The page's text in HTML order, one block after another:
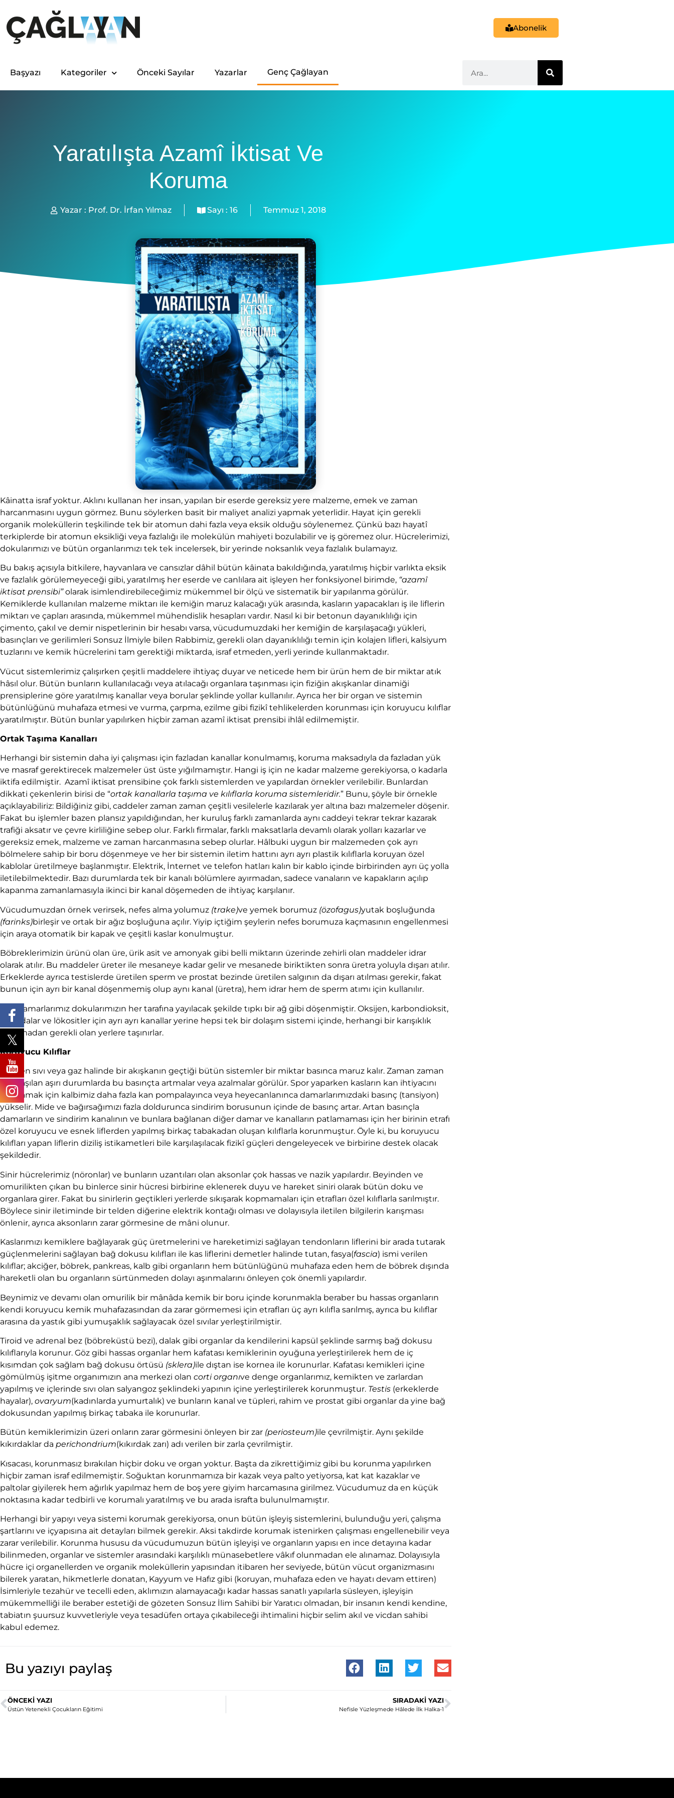
Abonelik
Başyazı Kategoriler Önceki Sayılar Yazarlar Genç Çağlayan
Yaratılışta Azamî İktisat Ve
Koruma
Yazar : Prof. Dr. İrfan Yılmaz Sayı : 16 Temmuz 1, 2018
Kâinatta israf yoktur. Aklını kullanan her insan, yapılan bir eserde gereksiz yere malzeme, emek ve zaman
harcanmasını uygun görmez. Bunu söylerken basit bir maliyet analizi yapmak yeterlidir. Hayat için gerekli
organik moleküllerin teşkilinde tek bir atomun dahi fazla veya eksik olduğu söylenemez. Çünkü bazı hayatî
terkiplerde bir atomun eksikliği veya fazlalığı ile molekülün mahiyeti bozulabilir ve iş göremez olur. Hücrelerimizi,
dokularımızı ve bütün organlarımızı tek tek incelersek, bir yerinde noksanlık veya fazlalık bulamayız.
Bu bakış açısıyla bitkilere, hayvanlara ve cansızlar dâhil bütün kâinata bakıldığında, yaratılmış hiçbir varlıkta eksik
ve fazlalık görülemeyeceği gibi, yaratılmış her eserde ve canlılara ait işleyen her fonksiyonel birimde, “azamî
iktisat prensibi”olarak isimlendirebileceğimiz mükemmel bir ölçü ve sistematik bir yapılanma görülür.
Kemiklerde kullanılan malzeme miktarı ile kemiğin maruz kalacağı yük arasında, kasların yapacakları iş ile liflerin
miktarı ve çapları arasında, mükemmel mühendislik hesapları vardır. Nasıl ki bir betonun dayanıklılığı için
çimento, çakıl ve demir nispetlerinin bir hesabı varsa, vücudumuzdaki her kemiğin de karşılaşacağı yükleri,
basınçları ve gerilimleri Sonsuz İlmiyle bilen Rabbimiz, gerekli olan dayanıklılığı temin için kolajen lifleri, kalsiyum
tuzlarını ve kemik hücrelerini tam gerektiği miktarda, israf etmeden, yerli yerinde kullanmaktadır.
Vücut sistemlerimiz çalışırken çeşitli maddelere ihtiyaç duyar ve neticede hem bir ürün hem de bir miktar atık
hâsıl olur. Bütün bunların kullanılacağı veya atılacağı organlara taşınması için fiziğin akışkanlar dinamiği
prensiplerine göre yaratılmış kanallar veya borular şeklinde yollar kullanılır. Ayrıca her bir organ ve sistemin
bütünlüğünü muhafaza etmesi ve vurma, çarpma, ezilme gibi fizikî tehlikelerden korunması için koruyucu kılıflar
yaratılmıştır. Bütün bunlar yapılırken hiçbir zaman azamî iktisat prensibi ihlâl edilmemiştir.
Ortak Taşıma Kanalları
Herhangi bir sistemin daha iyi çalışması için fazladan kanallar konulmamış, koruma maksadıyla da fazladan yük
ve masraf gerektirecek malzemeler üst üste yığılmamıştır. Hangi iş için ne kadar malzeme gerekiyorsa, o kadarla
iktifa edilmiştir. Azamî iktisat prensibine çok farklı sistemlerden ve yapılardan örnekler verilebilir. Bunlardan
dikkati çekenlerin birisi de “ortak kanallarla taşıma ve kılıflarla koruma sistemleridir.” Bunu, şöyle bir örnekle
açıklayabiliriz: Bildiğiniz gibi, caddeler zaman zaman çeşitli vesilelerle kazılarak yer altına bazı malzemeler döşenir.
Fakat bu işlemler bazen plansız yapıldığından, her kuruluş farklı zamanlarda aynı caddeyi tekrar tekrar kazarak
trafiği aksatır ve çevre kirliliğine sebep olur. Farklı firmalar, farklı maksatlarla devamlı olarak yolları kazarlar ve
gereksiz emek, malzeme ve zaman harcanmasına sebep olurlar. Hâlbuki uygun bir malzemeden çok ayrı
bölmelere sahip bir boru döşenmeye ve her bir sistemin iletim hattını ayrı ayrı plastik kılıflarla koruyan özel
kablolar üretilmeye başlanmıştır. Elektrik, İnternet ve telefon hatları kalın bir kablo içinde birbirinden ayrı üç yolla
iletilebilmektedir. Bazı durumlarda tek bir kanalı bölümlere ayırmadan, sadece vanaların ve kapakların açılıp
kapanma zamanlamasıyla ikinci bir kanal döşemeden de ihtiyaç karşılanır.
Vücudumuzdan örnek verirsek, nefes alma yolumuz (trake)ve yemek borumuz (özofagus)yutak boşluğunda
(farinks)birleşir ve ortak bir ağız boşluğuna açılır. Yiyip içtiğim şeylerin nefes borumuza kaçmasının engellenmesi
için araya otomatik bir kapak ve çeşitli kaslar konulmuştur.
Böbreklerimizin ürünü olan üre, ürik asit ve amonyak gibi belli miktarın üzerinde zehirli olan maddeler idrar
olarak atılır. Bu maddeler üreter ile mesaneye kadar gelir ve mesanede biriktikten sonra üretra yoluyla dışarı atılır.
Erkeklerde ayrıca testislerde üretilen sperm ve prostat bezinde üretilen salgının da dışarı atılması gerekir, fakat
bunun için ayrı bir kanal döşenmemiş olup aynı kanal (üretra), hem idrar hem de sperm atımı için kullanılır.
Kan damarlarımız dokularımızın her tarafına yayılacak şekilde tıpkı bir ağ gibi döşenmiştir. Oksijen, karbondioksit,
su, gıdalar ve lökositler için ayrı ayrı kanallar yerine hepsi tek bir dolaşım sistemi içinde, herhangi bir karışıklık
çıkarmadan gerekli olan yerlere taşınırlar.
Koruyucu Kılıflar
İçinden sıvı veya gaz halinde bir akışkanın geçtiği bütün sistemler bir miktar basınca maruz kalır. Zaman zaman
karşılaşılan aşırı durumlarda bu basınçta artmalar veya azalmalar görülür. Spor yaparken kasların kan ihtiyacını
karşılamak için kalbimiz daha fazla kan pompalayınca veya heyecanlanınca damarlarımızdaki basınç (tansiyon)
yükselir. Mide ve bağırsağımızı fazla doldurunca sindirim borusunun içinde de basınç artar. Artan basınçla
damarların ve sindirim kanalının ve bunlara bağlanan diğer damar ve kanalların patlamaması için her birinin etrafı
özel koruyucu ve esnek liflerden yapılmış birkaç tabakadan oluşan kılıflarla korunmuştur. Öyle ki, bu koruyucu
kılıfları yapan liflerin diziliş istikametleri bile karşılaşılacak fizikî güçleri dengeleyecek ve birbirine destek olacak
şekildedir.
Sinir hücrelerimiz (nöronlar) ve bunların uzantıları olan aksonlar çok hassas ve nazik yapılardır. Beyinden ve
omurilikten çıkan bu binlerce sinir hücresi birbirine eklenerek duyu ve hareket siniri olarak bütün doku ve
organlara girer. Fakat bu sinirlerin geçtikleri yerlerde sıkışarak kopmamaları için etrafları özel kılıflarla sarılmıştır.
Böylece sinir iletiminde bir telden diğerine elektrik kontağı olması ve dolayısıyla iletilen bilgilerin karışması
önlenir, ayrıca aksonların zarar görmesine de mâni olunur.
Kaslarımızı kemiklere bağlayarak güç üretmelerini ve hareketimizi sağlayan tendonların liflerini bir arada tutarak
güçlenmelerini sağlayan bağ dokusu kılıfları ile kas liflerini demetler halinde tutan, fasya(fascia) ismi verilen
kılıflar; akciğer, böbrek, pankreas, kalb gibi organların hem bütünlüğünü muhafaza eden hem de böbrek dışında
hareketli olan bu organların sürtünmeden dolayı aşınmalarını önleyen çok önemli yapılardır.
Beynimiz ve devamı olan omurilik bir mânâda kemik bir boru içinde korunmakla beraber bu hassas organların
kendi koruyucu kemik muhafazasından da zarar görmemesi için etrafları üç ayrı kılıfla sarılmış, ayrıca bu kılıflar
arasına da yastık gibi yumuşaklık sağlayacak özel sıvılar yerleştirilmiştir.
Tiroid ve adrenal bez (böbreküstü bezi), dalak gibi organlar da kendilerini kapsül şeklinde sarmış bağ dokusu
kılıflarıyla korunur. Göz gibi hassas organlar hem kafatası kemiklerinin oyuğuna yerleştirilerek hem de iç
kısımdan çok sağlam bağ dokusu örtüsü (sklera)ile dıştan ise kornea ile korunurlar. Kafatası kemikleri içine
gömülmüş işitme organımızın ana merkezi olan corti organıve denge organlarımız, kemikten ve zarlardan
yapılmış ve içlerinde sıvı olan salyangoz şeklindeki yapının içine yerleştirilerek korunmuştur. Testis (erkeklerde
hayalar), ovaryum(kadınlarda yumurtalık) ve bunların kanal ve tüpleri, rahim ve prostat gibi organlar da yine bağ
dokusundan yapılmış birkaç tabaka ile korunurlar.
Bütün kemiklerimizin üzeri onların zarar görmesini önleyen bir zar (periosteum)ile çevrilmiştir. Aynı şekilde
kıkırdaklar da perichondrium(kıkırdak zarı) adı verilen bir zarla çevrilmiştir.
Kısacası, korunmasız bırakılan hiçbir doku ve organ yoktur. Başta da zikrettiğimiz gibi bu korunma yapılırken
hiçbir zaman israf edilmemiştir. Soğuktan korunmamıza bir kazak veya palto yetiyorsa, kat kat kazaklar ve
paltolar giyilerek hem ağırlık yapılmaz hem de boş yere giyim harcamasına girilmez. Vücudumuz da en küçük
noktasına kadar tedbirli ve korumalı yaratılmış ve bu arada israfta bulunulmamıştır.
Herhangi bir yapıyı veya sistemi korumak gerekiyorsa, onun bütün işleyiş sistemlerini, bulunduğu yeri, çalışma
şartlarını ve içyapısına ait detayları bilmek gerekir. Aksi takdirde korumak istenirken çalışması engellenebilir veya
zarar verilebilir. Korunma hususu da vücudumuzun bütün işleyişi ve organların yapısı en ince detayına kadar
bilinmeden, organlar ve sistemler arasındaki karşılıklı münasebetlere vâkıf olunmadan ele alınamaz. Dolayısıyla
hücre içi organellerden ve organik moleküllerin yapısından itibaren her seviyede, bütün vücut organizmasını
bilerek yaratan, hikmetlerle donatan, Kayyum ve Hafız gibi (koruyan, muhafaza eden ve hayatı devam ettiren)
İsimleriyle tezahür ve tecelli eden, aklımızın alamayacağı kadar hassas sanatlı yapılarla süsleyen, işleyişin
mükemmelliği ile beraber estetiği de gözeten Sonsuz İlim Sahibi bir Yaratıcı olmadan, bir insanın kendi kendine,
tabiatın şuursuz kuvvetleriyle veya tesadüfen ortaya çıkabileceği ihtimalini hiçbir selim akıl ve vicdan sahibi
kabul edemez.
Bu yazıyı paylaş
ÖNCEKI YAZI
Üstün Yetenekli Çocukların Eğitimi
SIRADAKI YAZI
Nefisle Yüzleşmede Hâlede İlk Halka-1